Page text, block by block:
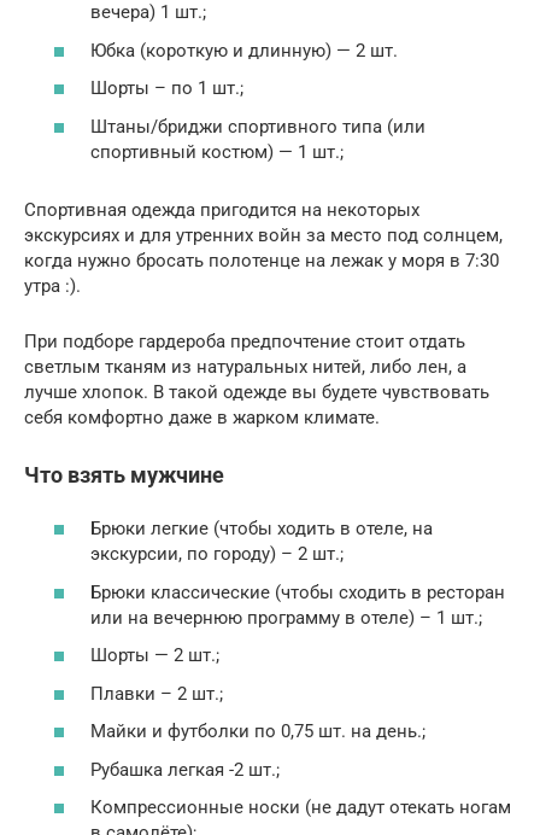
вечера) 1 шт.;
Юбка (короткую и длинную) — 2 шт.
Шорты – по 1 шт.;
Штаны/бриджи спортивного типа (или
спортивный костюм) — 1 шт.;
Спортивная одежда пригодится на некоторых
экскурсиях и для утренних войн за место под солнцем,
когда нужно бросать полотенце на лежак у моря в 7:30
утра :).
При подборе гардероба предпочтение стоит отдать
светлым тканям из натуральных нитей, либо лен, а
лучше хлопок. В такой одежде вы будете чувствовать
себя комфортно даже в жарком климате.
Что взять мужчине
Брюки легкие (чтобы ходить в отеле, на
экскурсии, по городу) – 2 шт.;
Брюки классические (чтобы сходить в ресторан
или на вечернюю программу в отеле) – 1 шт.;
Шорты — 2 шт.;
Плавки – 2 шт.;
Майки и футболки по 0,75 шт. на день.;
Рубашка легкая -2 шт.;
Компрессионные носки (не дадут отекать ногам